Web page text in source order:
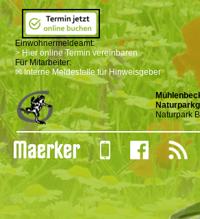
Einwohnermeldeamt:
> Hier online Termin vereinbaren
Für Mitarbeiter:
✉ Interne Meldestelle für Hinweisgeber
Naturpark